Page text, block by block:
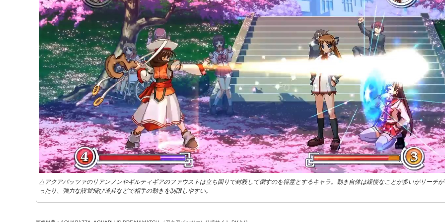
△アクアパッツァのリアンノンやギルティギアのファウストは立ち回りで封殺して倒すのを得意とするキャラ。動き自体は緩慢なことが多いがリーチ
ったり、強力な設置飛び道具などで相手の動きを制限しやすい。